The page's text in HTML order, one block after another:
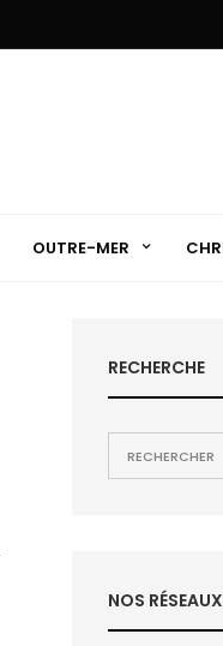
OUTRE-MER
RECHERCHE
NOS